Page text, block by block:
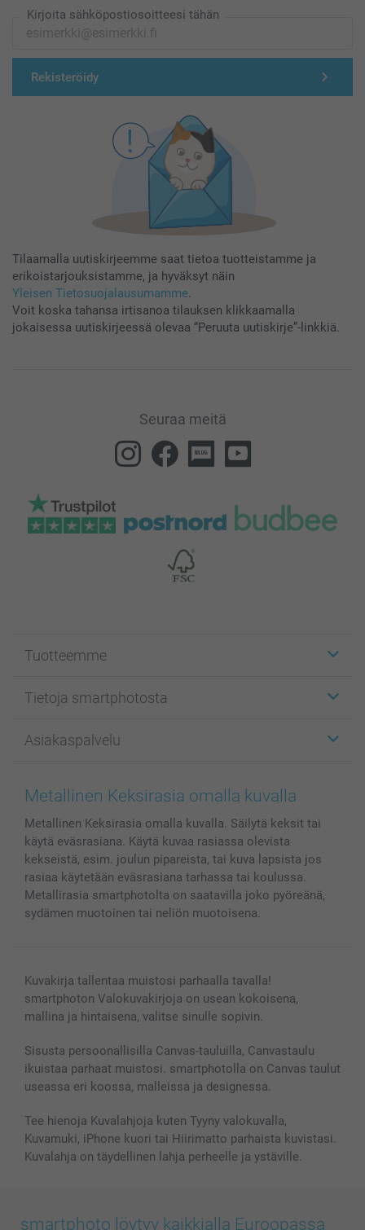
Kirjoita sähköpostiosoitteesi tähän
Rekisteröidy
Tilaamalla uutiskirjeemme saat tietoa tuotteistamme ja
erikoistarjouksistamme, ja hyväksyt näin
Yleisen Tietosuojalausumamme.
Voit koska tahansa irtisanoa tilauksen klikkaamalla
jokaisessa uutiskirjeessä olevaa “Peruuta uutiskirje”-linkkiä.
Seuraa meitä
Tuotteemme
Kuvakortit
Kuvakirjat
Valokuvat, Julisteet & Taskukirjat
MyNameBook
Kuvakalenterit & Päivyrit
Valokuvakehykset & Lisätarvikkeet
Lahjakortti
Kaikki kuvatuotteet
Tietoja smartphotosta
Affiliate ohjelma
Evästekäytäntö
Ehdot/takuut
Investor Relations
Asiakaspalvelu
100% tyytyväisyystakuu
Hinnat & maksutavat
Tilausten tila
Metallinen Keksirasia omalla kuvalla
Metallinen Keksirasia omalla kuvalla. Säilytä keksit tai
käytä eväsrasiana. Käytä kuvaa rasiassa olevista
kekseistä, esim. joulun pipareista, tai kuva lapsista jos
rasiaa käytetään eväsrasiana tarhassa tai koulussa.
Metallirasia smartphotolta on saatavilla joko pyöreänä,
sydämen muotoinen tai neliön muotoisena.
Kuvakirja tallentaa muistosi parhaalla tavalla!
smartphoton Valokuvakirjoja on usean kokoisena,
mallina ja hintaisena, valitse sinulle sopivin.
Sisusta persoonallisilla Canvas-tauluilla, Canvastaulu
ikuistaa parhaat muistosi. smartphotolla on Canvas taulut
useassa eri koossa, malleissa ja designessa.
Tee hienoja Kuvalahjoja kuten Tyyny valokuvalla,
Kuvamuki, iPhone kuori tai Hiirimatto parhaista kuvistasi.
Kuvalahja on täydellinen lahja perheelle ja ystäville.
smartphoto löytyy kaikkialla Euroopassa